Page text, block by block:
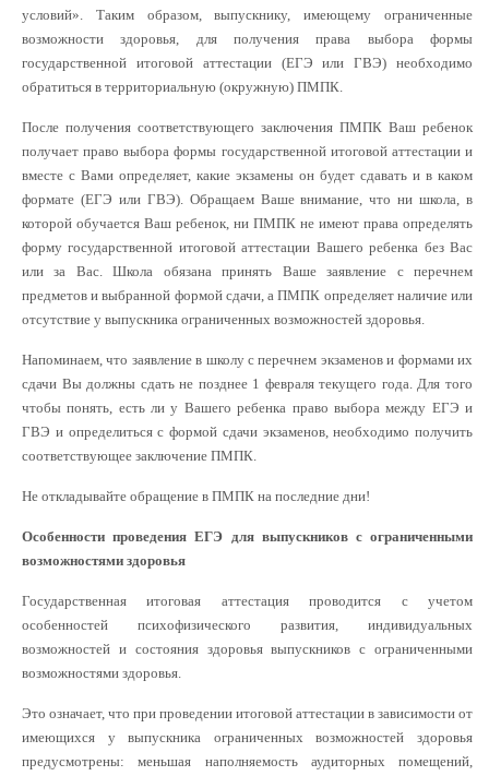
условий». Таким образом, выпускнику, имеющему ограниченные
возможности здоровья, для получения права выбора формы
государственной итоговой аттестации (ЕГЭ или ГВЭ) необходимо
обратиться в территориальную (окружную) ПМПК.
После получения соответствующего заключения ПМПК Ваш ребенок
получает право выбора формы государственной итоговой аттестации и
вместе с Вами определяет, какие экзамены он будет сдавать и в каком
формате (ЕГЭ или ГВЭ). Обращаем Ваше внимание, что ни школа, в
которой обучается Ваш ребенок, ни ПМПК не имеют права определять
форму государственной итоговой аттестации Вашего ребенка без Вас
или за Вас. Школа обязана принять Ваше заявление с перечнем
предметов и выбранной формой сдачи, а ПМПК определяет наличие или
отсутствие у выпускника ограниченных возможностей здоровья.
Напоминаем, что заявление в школу с перечнем экзаменов и формами их
сдачи Вы должны сдать не позднее 1 февраля текущего года. Для того
чтобы понять, есть ли у Вашего ребенка право выбора между ЕГЭ и
ГВЭ и определиться с формой сдачи экзаменов, необходимо получить
соответствующее заключение ПМПК.
Не откладывайте обращение в ПМПК на последние дни!
Особенности проведения ЕГЭ для выпускников с ограниченными
возможностями здоровья
Государственная итоговая аттестация проводится с учетом
особенностей психофизического развития, индивидуальных
возможностей и состояния здоровья выпускников с ограниченными
возможностями здоровья.
Это означает, что при проведении итоговой аттестации в зависимости от
имеющихся у выпускника ограниченных возможностей здоровья
предусмотрены: меньшая наполняемость аудиторных помещений,